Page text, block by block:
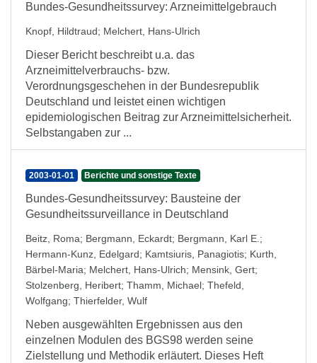
Bundes-Gesundheitssurvey: Arzneimittelgebrauch
Knopf, Hildtraud; Melchert, Hans-Ulrich
Dieser Bericht beschreibt u.a. das
Arzneimittelverbrauchs- bzw.
Verordnungsgeschehen in der Bundesrepublik
Deutschland und leistet einen wichtigen
epidemiologischen Beitrag zur Arzneimittelsicherheit.
Selbstangaben zur ...
2003-01-01 Berichte und sonstige Texte
Bundes-Gesundheitssurvey: Bausteine der
Gesundheitssurveillance in Deutschland
Beitz, Roma; Bergmann, Eckardt; Bergmann, Karl E. ;
Hermann-Kunz, Edelgard; Kamtsiuris, Panagiotis; Kurth,
Bärbel-Maria; Melchert, Hans-Ulrich; Mensink, Gert;
Stolzenberg, Heribert; Thamm, Michael; Thefeld,
Wolfgang; Thierfelder, Wulf
Neben ausgewählten Ergebnissen aus den
einzelnen Modulen des BGS98 werden seine
Zielstellung und Methodik erläutert. Dieses Heft